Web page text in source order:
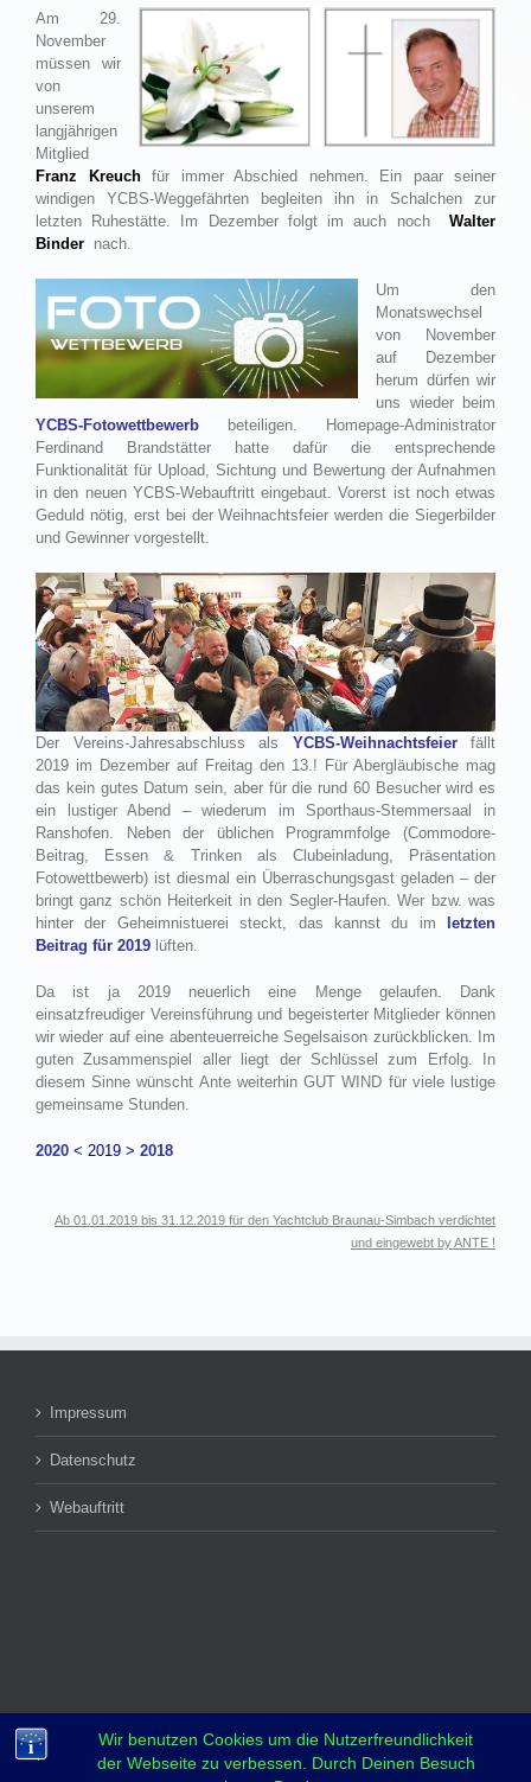
Wir benutzen Cookies um die Nutzerfreundlichkeit
der Webseite zu verbessen. Durch Deinen Besuch
Am 29.
November
müssen wir
von
unserem
langjährigen
Mitglied
Franz Kreuchfür immer Abschied nehmen. Ein paar seiner
windigen YCBS-Weggefährten begleiten ihn in Schalchen zur
letzten Ruhestätte. Im Dezember folgt im auch noch Walter
Binder nach.
Um den
Monatswechsel
von November
auf Dezember
herum dürfen wir
uns wieder beim
YCBS-Fotowettbewerb beteiligen. Homepage-Administrator
Ferdinand Brandstätter hatte dafür die entsprechende
Funktionalität für Upload, Sichtung und Bewertung der Aufnahmen
in den neuen YCBS-Webauftritt eingebaut. Vorerst ist noch etwas
Geduld nötig, erst bei der Weihnachtsfeier werden die Siegerbilder
und Gewinner vorgestellt.
Der Vereins-Jahresabschluss als YCBS-Weihnachtsfeierfällt
2019 im Dezember auf Freitag den 13.! Für Abergläubische mag
das kein gutes Datum sein, aber für die rund 60 Besucher wird es
ein lustiger Abend – wiederum im Sporthaus-Stemmersaal in
Ranshofen. Neben der üblichen Programmfolge (Commodore-
Beitrag, Essen & Trinken als Clubeinladung, Präsentation
Fotowettbewerb) ist diesmal ein Überraschungsgast geladen – der
bringt ganz schön Heiterkeit in den Segler-Haufen. Wer bzw. was
hinter der Geheimnistuerei steckt, das kannst du im
letzten
Beitrag für 2019 lüften.
Da ist ja 2019 neuerlich eine Menge gelaufen. Dank
einsatzfreudiger Vereinsführung und begeisterter Mitglieder können
wir wieder auf eine abenteuerreiche Segelsaison zurückblicken. Im
guten Zusammenspiel aller liegt der Schlüssel zum Erfolg. In
diesem Sinne wünscht Ante weiterhin GUT WIND für viele lustige
gemeinsame Stunden.
2020 < 2019 > 2018
Ab 01.01.2019 bis 31.12.2019 für den Yachtclub Braunau-Simbach verdichtet
und eingewebt byANTE !
Impressum
Datenschutz
Webauftritt